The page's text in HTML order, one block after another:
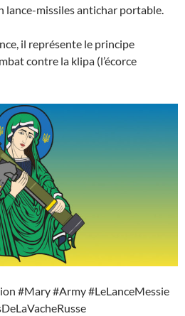
lance-missiles antichar portable.
il représente le principe
contre la klipa (l’écorce
#Mary #Army #LeLanceMessie